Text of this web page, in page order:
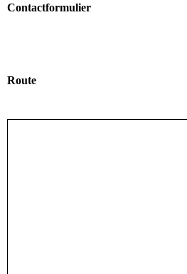
Contactformulier
Route